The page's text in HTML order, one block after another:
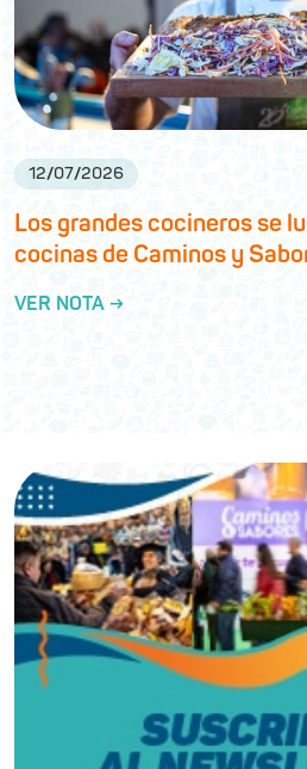
12/07/2026
Los grandes cocineros se
cocinas de Caminos y
VER NOTA →